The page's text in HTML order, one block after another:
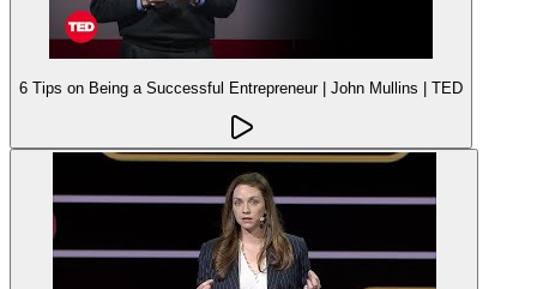
6 Tips on Being a Successful Entrepreneur | John Mullins | TED